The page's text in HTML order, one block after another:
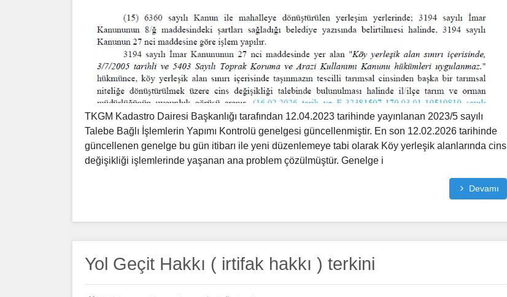
TKGM Kadastro Dairesi Başkanlığı tarafından 12.04.2023 tarihinde yayınlanan 2023/5 sayılı
Talebe Bağlı İşlemlerin Yapımı Kontrolü genelgesi güncellenmiştir. En son 12.02.2026 tarihinde
güncellenen genelge bu gün itibarı ile yeni düzenlemeye tabi olarak Köy yerleşik alanlarında cins
değişikliği işlemlerinde yaşanan ana problem çözülmüştür. Genelge i
Devamı
Yol Geçit Hakkı ( irtifak hakkı ) terkini